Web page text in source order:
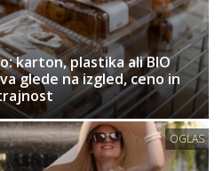
karton, plastika ali BIO
glede na izgled, ceno in
OGLAS